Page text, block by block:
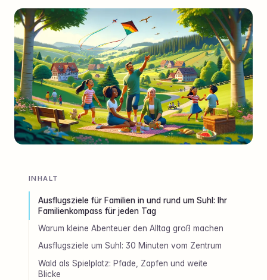
INHALT
Ausflugsziele für Familien in und rund um Suhl: Ihr
Familienkompass für jeden Tag
Warum kleine Abenteuer den Alltag groß machen
Ausflugsziele um Suhl: 30 Minuten vom Zentrum
Wald als Spielplatz: Pfade, Zapfen und weite
Blicke